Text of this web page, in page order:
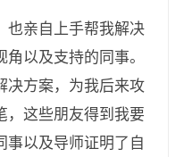
亲自上手帮我解决
以及支持的同事。
决方案，为我后来攻
，这些朋友得到我要
事以及导师证明了自